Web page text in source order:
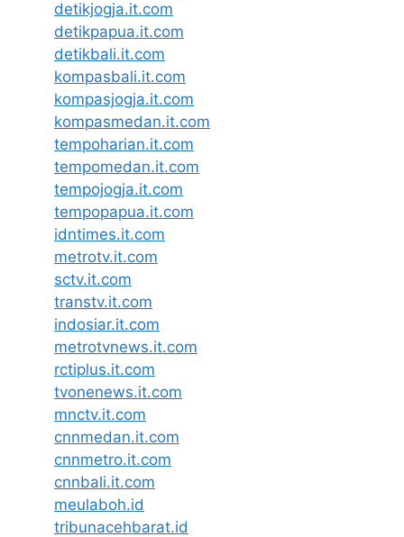
detikjogja.it.com
detikpapua.it.com
detikbali.it.com
kompasbali.it.com
kompasjogja.it.com
kompasmedan.it.com
tempoharian.it.com
tempomedan.it.com
tempojogja.it.com
tempopapua.it.com
idntimes.it.com
metrotv.it.com
sctv.it.com
transtv.it.com
indosiar.it.com
metrotvnews.it.com
rctiplus.it.com
tvonenews.it.com
mnctv.it.com
cnnmedan.it.com
cnnmetro.it.com
cnnbali.it.com
meulaboh.id
tribunacehbarat.id